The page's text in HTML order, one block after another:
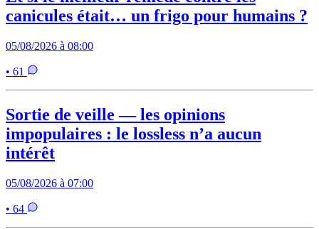
canicules était… un frigo pour humains ?
05/08/2026 à 08:00
• 61
Sortie de veille — les opinions
impopulaires : le lossless n’a aucun
intérêt
05/08/2026 à 07:00
• 64